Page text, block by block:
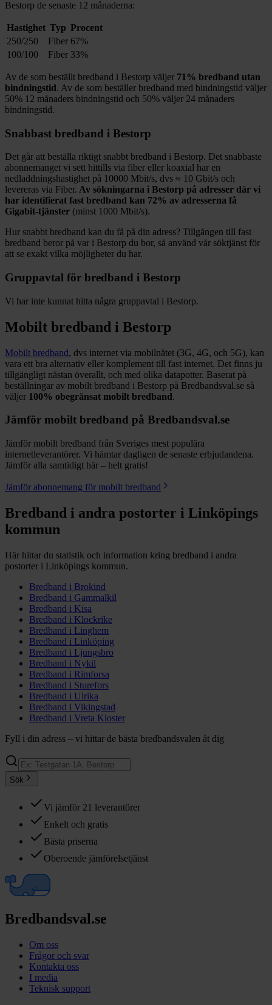
Bestorp de senaste 12 månaderna:
Hastighet Typ Procent
250/250
Fiber 67%
100/100
Fiber 33%
Av de som beställt bredband i Bestorp väljer 71% bredband utan
bindningstid. Av de som beställer bredband med bindningstid väljer
50% 12 månaders bindningstid och 50% väljer 24 månaders
bindningstid.
Snabbast bredband i Bestorp
Det går att beställa riktigt snabbt bredband i Bestorp. Det snabbaste
abonnemanget vi sett hittills via fiber eller koaxial har en
nedladdningshastighet på 10000 Mbit/s, dvs ≈ 10 Gbit/s och
levereras via Fiber. Av sökningarna i Bestorp på adresser där vi
har identifierat fast bredband kan 72% av adresserna få
Gigabit-tjänster (minst 1000 Mbit/s).
Hur snabbt bredband kan du få på din adress? Tillgången till fast
bredband beror på var i Bestorp du bor, så använd vår söktjänst för
att se exakt vilka möjligheter du har.
Gruppavtal för bredband i Bestorp
Vi har inte kunnat hitta några gruppavtal i Bestorp.
Mobilt bredband i Bestorp
Mobilt bredband, dvs internet via mobilnätet (3G, 4G, och 5G), kan
vara ett bra alternativ eller komplement till fast internet. Det finns ju
tillgängligt nästan överallt, och med olika datapotter. Baserat på
beställningar av mobilt bredband i Bestorp på Bredbandsval.se så
väljer 100% obegränsat mobilt bredband.
Jämför mobilt bredband på Bredbandsval.se
Jämför mobilt bredband från Sveriges mest populära
internetleverantörer. Vi hämtar dagligen de senaste erbjudandena.
Jämför alla samtidigt här – helt gratis!
Jämför abonnemang för mobilt bredband
Bredband i andra postorter i Linköpings
kommun
Här hittar du statistik och information kring bredband i andra
postorter i Linköpings kommun.
Bredband i Brokind
Bredband i Gammalkil
Bredband i Kisa
Bredband i Klockrike
Bredband i Linghem
Bredband i Linköping
Bredband i Ljungsbro
Bredband i Nykil
Bredband i Rimforsa
Bredband i Sturefors
Bredband i Ulrika
Bredband i Vikingstad
Bredband i Vreta Kloster
Fyll i din adress – vi hittar de bästa bredbandsvalen åt dig
Sök
Vi jämför 21 leverantörer
Enkelt och gratis
Bästa priserna
Oberoende jämförelsetjänst
Bredbandsval.se
Om oss
Frågor och svar
Kontakta oss
I media
Teknisk support